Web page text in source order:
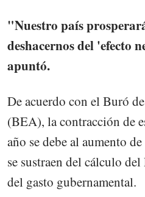
"Nuestro país
deshacernos del 'efecto
apuntó.
De acuerdo con el Buró
(BEA), la contracción de
año se debe al aumento
se sustraen del cálculo
del gasto gubernamental.